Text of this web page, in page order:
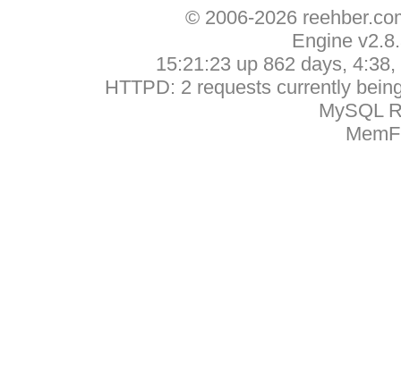
© 2006-2026
Engine
15:21:23 up 862 days,
HTTPD: 2 requests currently
MySQL